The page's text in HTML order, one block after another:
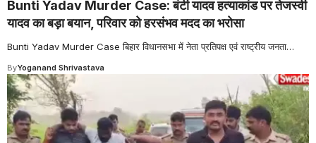
Bunti Yadav Murder Case: बंटी यादव हत्याकांड पर तेजस्वी
यादव का बड़ा बयान, परिवार को हरसंभव मदद का भरोसा
Bunti Yadav Murder Case बिहार विधानसभा में नेता प्रतिपक्ष एवं राष्ट्रीय जनता…
ByYoganand Shrivastava